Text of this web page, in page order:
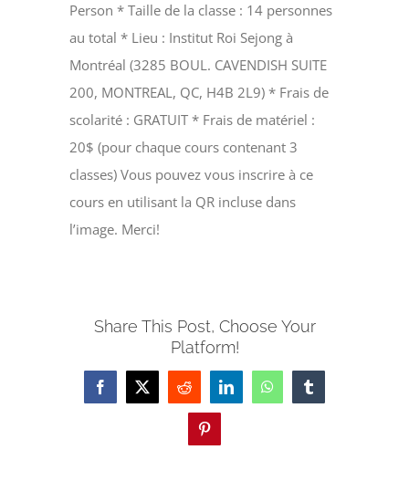
Person * Taille de la classe : 14 personnes
au total * Lieu : Institut Roi Sejong à
Montréal (3285 BOUL. CAVENDISH SUITE
200, MONTREAL, QC, H4B 2L9) * Frais de
scolarité : GRATUIT * Frais de matériel :
20$ (pour chaque cours contenant 3
classes) Vous pouvez vous inscrire à ce
cours en utilisant la QR incluse dans
l’image. Merci!
Share This Post, Choose Your
Platform!
Facebook
X Reddit LinkedInWhatsAppTumblr
Pinterest